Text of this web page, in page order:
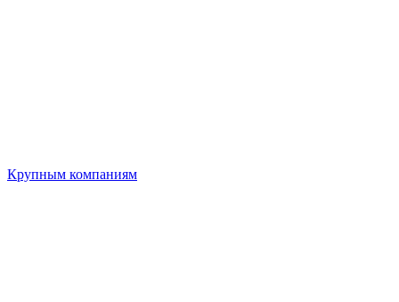
Крупным компаниям